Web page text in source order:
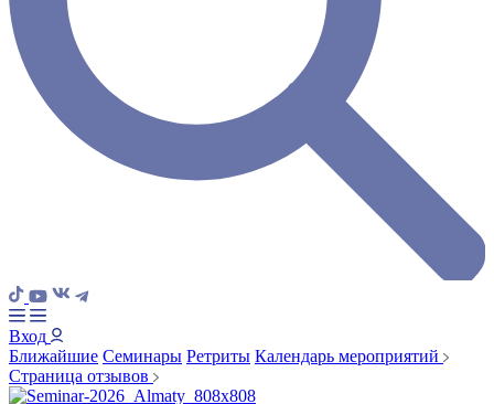
Вход
Ближайшие Семинары Ретриты Календарь мероприятий
Страница отзывов